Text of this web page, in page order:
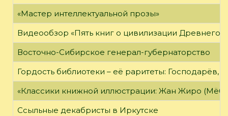
«Мастер интеллектуальной прозы»
Видеообзор «Пять книг о цивилизации Древнего
Восточно-Сибирское генерал-губернаторство
Гордость библиотеки – её раритеты:
«Классики книжной иллюстрации: Жан Жиро
Ссыльные декабристы в Иркутске